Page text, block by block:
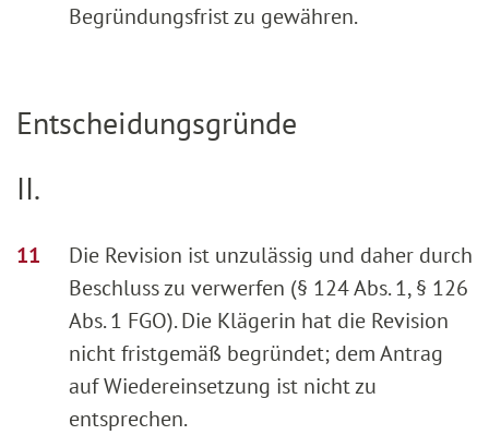
Begründungsfrist zu gewähren.
Entscheidungsgründe
II.
Die Revision ist unzulässig und daher durch
Beschluss zu verwerfen (§ 124 Abs. 1, § 126
Abs. 1 FGO). Die Klägerin hat die Revision
nicht fristgemäß begründet; dem Antrag
auf Wiedereinsetzung ist nicht zu
entsprechen.